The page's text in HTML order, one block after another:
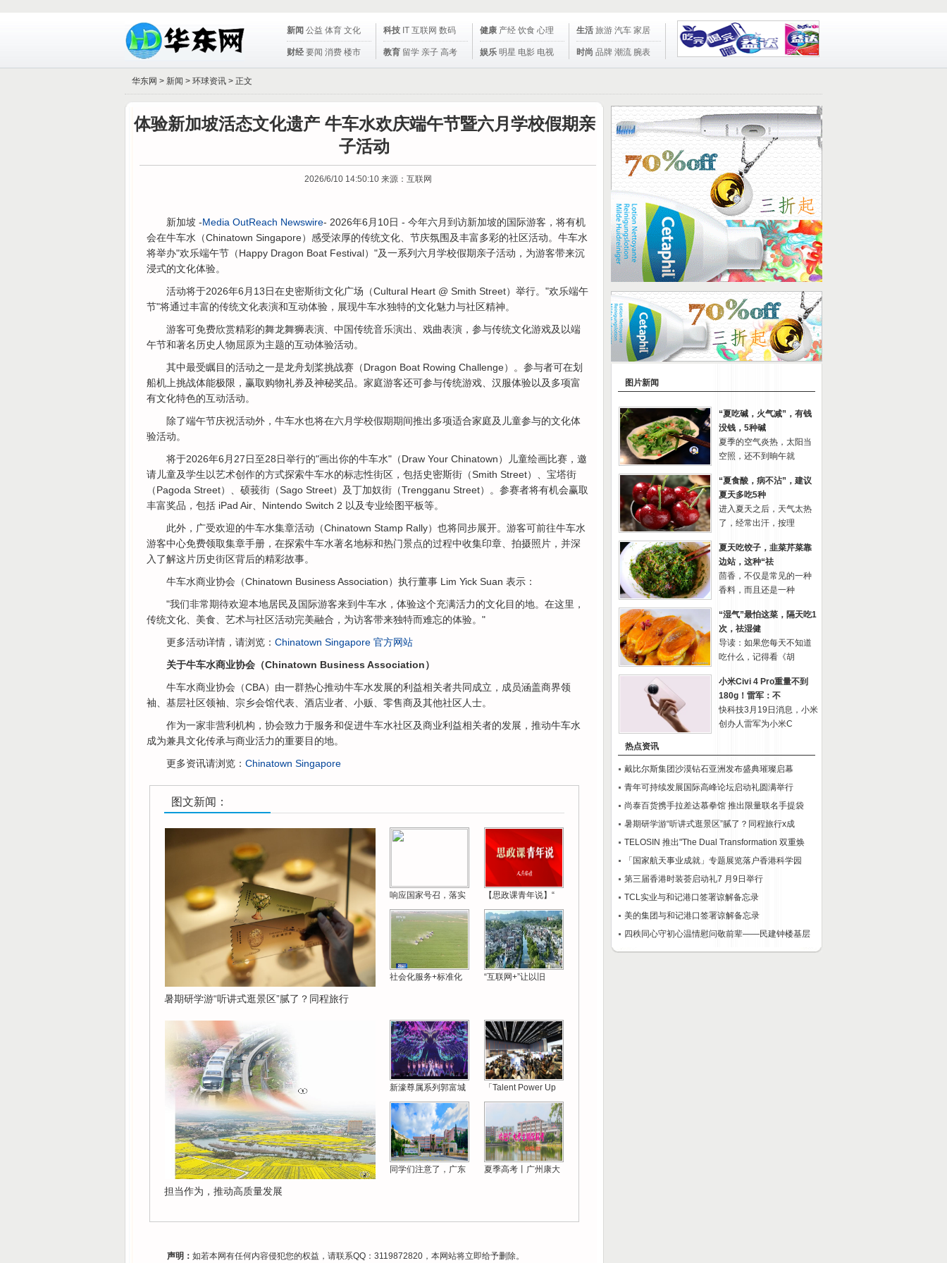
新闻 公益 体育 文化
财经 要闻 消费 楼市
科技 IT 互联网 数码
教育 留学 亲子 高考
健康 产经 饮食 心理
娱乐 明星 电影 电视
生活 旅游 汽车 家居
时尚 品牌 潮流 腕表
华东网 > 新闻 > 环球资讯 > 正文
体验新加坡活态文化遗产 牛车水欢庆端午节暨六月学校假期亲
子活动
2026/6/10 14:50:10 来源：互联网
新加坡 -Media OutReach Newswire- 2026年6月10日 - 今年六月到访新加坡的国际游客，将有机
会在牛车水（Chinatown Singapore）感受浓厚的传统文化、节庆氛围及丰富多彩的社区活动。牛车水
将举办"欢乐端午节（Happy Dragon Boat Festival）"及一系列六月学校假期亲子活动，为游客带来沉
浸式的文化体验。
活动将于2026年6月13日在史密斯街文化广场（Cultural Heart @ Smith Street）举行。"欢乐端午
节"将通过丰富的传统文化表演和互动体验，展现牛车水独特的文化魅力与社区精神。
游客可免费欣赏精彩的舞龙舞狮表演、中国传统音乐演出、戏曲表演，参与传统文化游戏及以端
午节和著名历史人物屈原为主题的互动体验活动。
其中最受瞩目的活动之一是龙舟划桨挑战赛（Dragon Boat Rowing Challenge）。参与者可在划
船机上挑战体能极限，赢取购物礼券及神秘奖品。家庭游客还可参与传统游戏、汉服体验以及多项富
有文化特色的互动活动。
除了端午节庆祝活动外，牛车水也将在六月学校假期期间推出多项适合家庭及儿童参与的文化体
验活动。
将于2026年6月27日至28日举行的"画出你的牛车水"（Draw Your Chinatown）儿童绘画比赛，邀
请儿童及学生以艺术创作的方式探索牛车水的标志性街区，包括史密斯街（Smith Street）、宝塔街
（Pagoda Street）、硕莪街（Sago Street）及丁加奴街（Trengganu Street）。参赛者将有机会赢取
丰富奖品，包括 iPad Air、Nintendo Switch 2 以及专业绘图平板等。
此外，广受欢迎的牛车水集章活动（Chinatown Stamp Rally）也将同步展开。游客可前往牛车水
游客中心免费领取集章手册，在探索牛车水著名地标和热门景点的过程中收集印章、拍摄照片，并深
入了解这片历史街区背后的精彩故事。
牛车水商业协会（Chinatown Business Association）执行董事 Lim Yick Suan 表示：
"我们非常期待欢迎本地居民及国际游客来到牛车水，体验这个充满活力的文化目的地。在这里，
传统文化、美食、艺术与社区活动完美融合，为访客带来独特而难忘的体验。"
更多活动详情，请浏览： Chinatown Singapore 官方网站
关于牛车水商业协会（Chinatown Business Association）
牛车水商业协会（CBA）由一群热心推动牛车水发展的利益相关者共同成立，成员涵盖商界领
袖、基层社区领袖、宗乡会馆代表、酒店业者、小贩、零售商及其他社区人士。
作为一家非营利机构，协会致力于服务和促进牛车水社区及商业利益相关者的发展，推动牛车水
成为兼具文化传承与商业活力的重要目的地。
更多资讯请浏览： Chinatown Singapore
图文新闻：
暑期研学游“听讲式逛景区”腻了？同程旅行
响应国家号召，落实 【思政课青年说】“
社会化服务+标准化 “互联网+”让以旧
担当作为，推动高质量发展
新濠尊属系列郭富城 「Talent Power Up
同学们注意了，广东 夏季高考丨广州康大
声明： 如若本网有任何内容侵犯您的权益，请联系QQ：3119872820，本网站将立即给予删除。
图片新闻
“夏吃碱，火气减”，有钱
没钱，5种碱
夏季的空气炎热，太阳当
空照，还不到晌午就
“夏食酸，病不沾”，建议
夏天多吃5种
进入夏天之后，天气太热
了，经常出汗，按理
夏天吃饺子，韭菜芹菜靠
边站，这种“祛
茴香，不仅是常见的一种
香料，而且还是一种
“湿气”最怕这菜，隔天吃1
次，祛湿健
导读：如果您每天不知道
吃什么，记得看《胡
小米Civi 4 Pro重量不到
180g！雷军：不
快科技3月19日消息，小米
创办人雷军为小米C
热点资讯
戴比尔斯集团沙漠钻石亚洲发布盛典璀璨启幕
青年可持续发展国际高峰论坛启动礼圆满举行
尚泰百货携手拉差达慕拳馆 推出限量联名手提袋
暑期研学游“听讲式逛景区”腻了？同程旅行x成
TELOSIN 推出"The Dual Transformation 双重焕
「国家航天事业成就」专题展览落户香港科学园
第三届香港时装荟启动礼7 月9日举行
TCL实业与和记港口签署谅解备忘录
美的集团与和记港口签署谅解备忘录
四秩同心守初心温情慰问敬前辈——民建钟楼基层